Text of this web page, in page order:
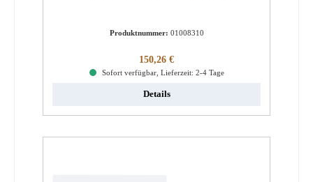
Produktnummer: 01008310
Regulärer Preis:
150,26 €
Sofort verfügbar, Lieferzeit: 2-4 Tage
Details